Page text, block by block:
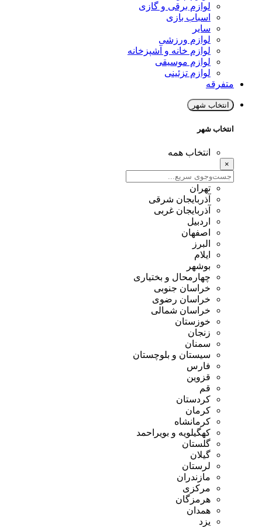
لوازم برقی و گازی
اسباب بازی
سایر
لوازم ورزشی
لوازم خانه و آشپزخانه
لوازم موسیقی
لوازم تزئینی
متفرقه
انتخاب شهر
انتخاب شهر
انتخاب همه
تهران
آذربایجان شرقی
آذربایجان غربی
اردبیل
اصفهان
البرز
ایلام
بوشهر
چهارمحال و بختیاری
خراسان جنوبی
خراسان رضوی
خراسان شمالی
خوزستان
زنجان
سمنان
سیستان و بلوچستان
فارس
قزوین
قم
کردستان
کرمان
کرمانشاه
کهگیلویه و بویراحمد
گلستان
گیلان
لرستان
مازندران
مرکزی
هرمزگان
همدان
یزد